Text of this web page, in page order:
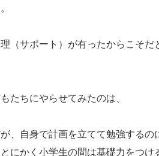
（サポート）が有ったからこそだ
たちにやらせてみたのは、
、自身で計画を立てて勉強するの
にかく小学生の間は基礎力をつけ